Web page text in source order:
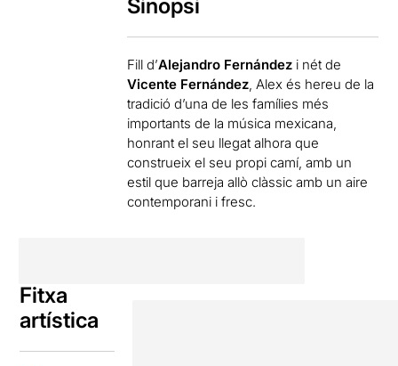
Sinopsi
Fill d’Alejandro Fernández i nét de
Vicente Fernández, Alex és hereu de la
tradició d’una de les famílies més
importants de la música mexicana,
honrant el seu llegat alhora que
construeix el seu propi camí, amb un
estil que barreja allò clàssic amb un aire
contemporani i fresc.
Fitxa
artística